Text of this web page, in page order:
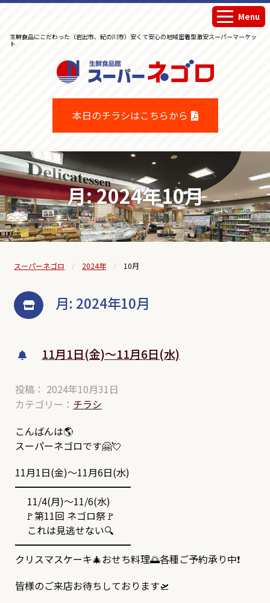
生鮮食品にこだわった（岩出市、紀の川市）安くて安心の地域密着型激安スーパーマーケッ
ト
本日のチラシはこちらから
Menu
月:2024年10月
スーパーネゴロ 2024年 10月
月: 2024年10月
11月1日(金)～11月6日(水)
投稿： 2024年10月31日
カテゴリー： チラシ
こんばんは🌎
スーパーネゴロです🤗💘
11月1日(金)～11月6日(水)
━━━━━━━━━━━━
11/4(月)～11/6(水)
🚩第11回 ネゴロ祭🚩
これは見逃せない🔍
━━━━━━━━━━━━
クリスマスケーキ🎄おせち料理🌅各種ご予約承り中❗
皆様のご来店お待ちしております🛫